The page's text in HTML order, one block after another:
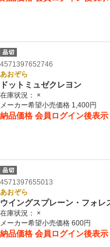
4571397652746
あおぞら
ドットミュゼクレヨン
在庫状況：
×
メーカー希望小売価格 1,400円
納品価格 会員ログイン後表示
4571397655013
あおぞら
ウイングスプレーン・フォレ
在庫状況：
×
メーカー希望小売価格 600円
納品価格 会員ログイン後表示